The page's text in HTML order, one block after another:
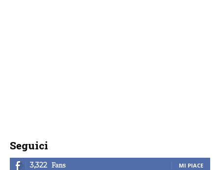
Seguici
3,322 Fans MI PIACE